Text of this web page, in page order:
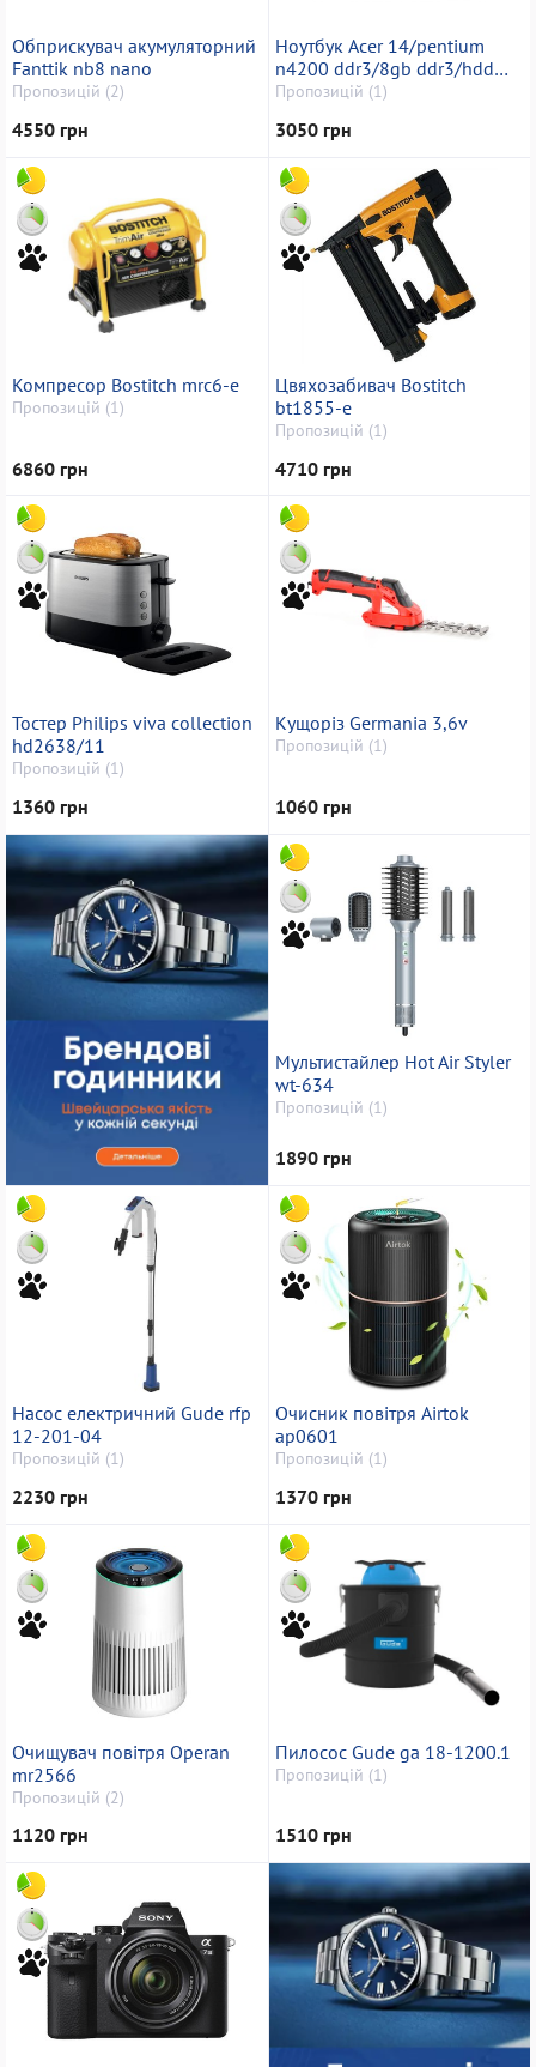
Обприскувач акумуляторний
Fanttik nb8 nano
Пропозицій (2)
4550 грн
Ноутбук Acer 14/pentium
n4200 ddr3/8gb ddr3/hdd
600 gb/*інтегрована
Пропозицій (1)
3050 грн
Компресор Bostitch mrc6-e
Пропозицій (1)
6860 грн
Цвяхозабивач Bostitch
bt1855-e
Пропозицій (1)
4710 грн
Тостер Philips viva collection
hd2638/11
Пропозицій (1)
1360 грн
Кущоріз Germania 3,6v
Пропозицій (1)
1060 грн
Мультистайлер Hot Air Styler
wt-634
Пропозицій (1)
1890 грн
Насос електричний Gude rfp
12-201-04
Пропозицій (1)
2230 грн
Очисник повітря Airtok
ap0601
Пропозицій (1)
1370 грн
Очищувач повітря Operan
mr2566
Пропозицій (2)
1120 грн
Пилосос Gude ga 18-1200.1
Пропозицій (1)
1510 грн